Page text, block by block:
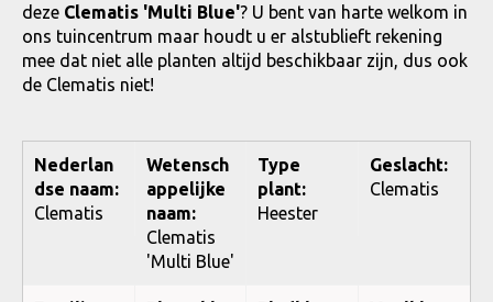
deze Clematis 'Multi Blue'? U bent van harte welkom in
ons tuincentrum maar houdt u er alstublieft rekening
mee dat niet alle planten altijd beschikbaar zijn, dus ook
de Clematis niet!
Nederlan
dse naam:
Clematis
Wetensch
appelijke
naam:
Clematis
'Multi Blue'
Type
plant:
Heester
Geslacht:
Clematis